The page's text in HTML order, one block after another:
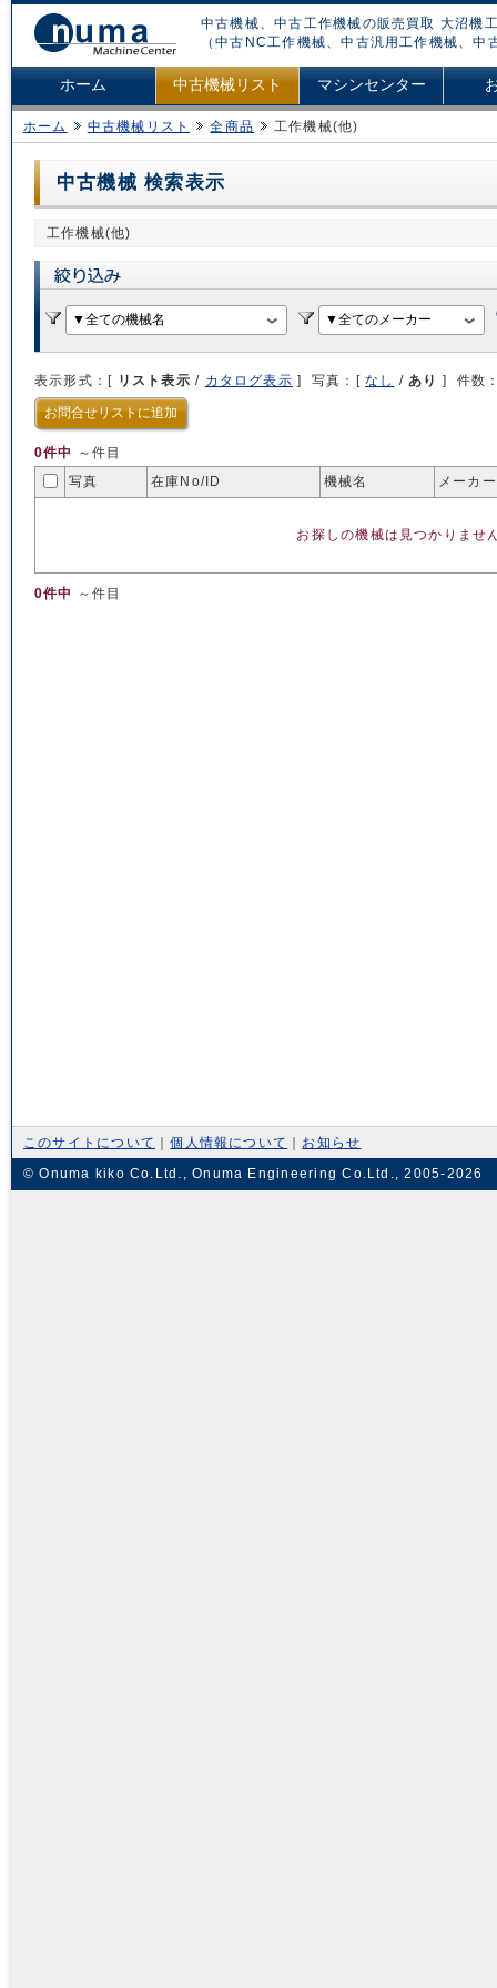
中古機械、中古工作機械の販売買取 大沼機
（中古NC工作機械、中古汎用工作機械、
ホーム 中古機械リスト マシンセンター
ホーム 中古機械リスト 全商品 工作機械(他)
中古機械 検索表示
工作機械(他)
表示形式：[ リスト表示 / カタログ表示 ] 写真：[ なし / あり ] 件数
お問合せリストに追加
0件中
～件目
写真
在庫No/ID 機械名 メーカ
0件中 ～件目
お探しの機械は見つかりませ
このサイトについて ｜個人情報について
お知らせ
© Onuma kiko Co.Ltd., Onuma Engineering Co.Ltd., 2005-2026